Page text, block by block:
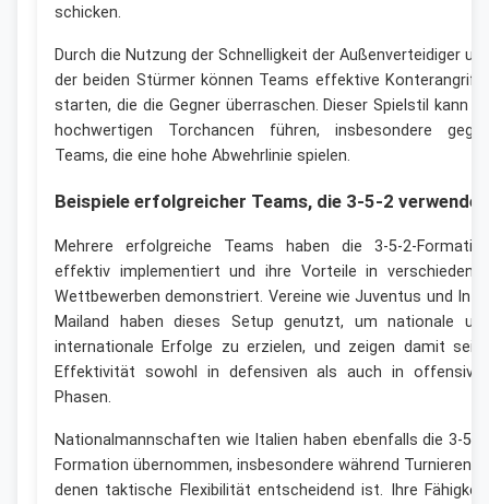
schicken.
Durch die Nutzung der Schnelligkeit der Außenverteidiger
der beiden Stürmer können Teams effektive
starten, die die Gegner überraschen. Dieser Spielstil kann
hochwertigen Torchancen führen, insbesondere
Teams, die eine hohe Abwehrlinie spielen.
Beispiele erfolgreicher Teams, die 3-5-2 verwenden
Mehrere erfolgreiche Teams haben die 3-5-2-
effektiv implementiert und ihre Vorteile in
Wettbewerben demonstriert. Vereine wie Juventus und
Mailand haben dieses Setup genutzt, um nationale
internationale Erfolge zu erzielen, und zeigen damit
Effektivität sowohl in defensiven als auch in
Phasen.
Nationalmannschaften wie Italien haben ebenfalls die 3-5-
Formation übernommen, insbesondere während Turnieren,
denen taktische Flexibilität entscheidend ist. Ihre